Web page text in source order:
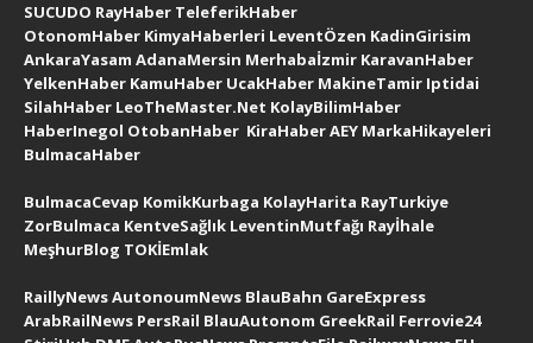
SUCUDO RayHaber TeleferikHaber
OtonomHaber KimyaHaberleri LeventÖzen KadinGirisim
AnkaraYasam AdanaMersin Merhabaİzmir KaravanHaber
YelkenHaber KamuHaber UcakHaber MakineTamir Iptidai
SilahHaber LeoTheMaster.Net KolayBilimHaber
HaberInegol OtobanHaber KiraHaberAEY MarkaHikayeleri
BulmacaHaber
BulmacaCevap KomikKurbaga KolayHarita RayTurkiye
ZorBulmaca KentveSağlık LeventinMutfağı Rayİhale
MeşhurBlog TOKİEmlak
RaillyNewsAutonoumNews BlauBahn GareExpress
ArabRailNews PersRail BlauAutonom GreekRail Ferrovie24